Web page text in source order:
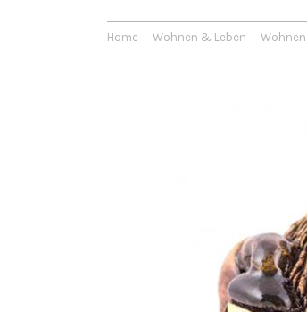
Home Wohnen & Leben Wohnen